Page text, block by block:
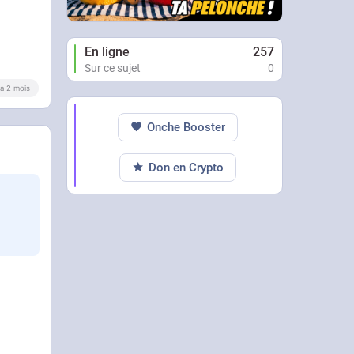
2 mois
En ligne 257
Sur ce sujet 0
Onche Booster
Don en Crypto